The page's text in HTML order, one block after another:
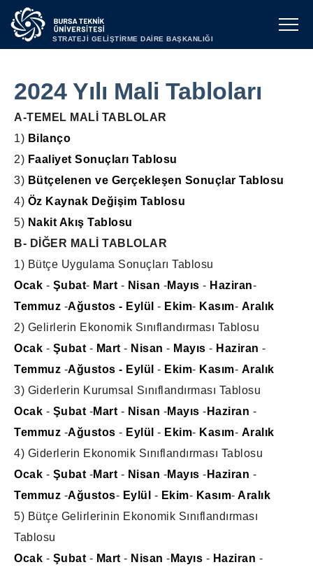
STRATEJİ GELİŞTİRME DAİRE BAŞKANLIĞI
2024 Yılı Mali Tabloları
A-TEMEL MALİ TABLOLAR
1) Bilanço
2) Faaliyet Sonuçları Tablosu
3) Bütçelenen ve Gerçekleşen Sonuçlar Tablosu
4) Öz Kaynak Değişim Tablosu
5) Nakit Akış Tablosu
B- DİĞER MALİ TABLOLAR
1) Bütçe Uygulama Sonuçları Tablosu
Ocak - Şubat- Mart - Nisan -Mayıs - Haziran-
Temmuz -Ağustos - Eylül - Ekim- Kasım- Aralık
2) Gelirlerin Ekonomik Sınıflandırması Tablosu
Ocak - Şubat - Mart - Nisan - Mayıs - Haziran -
Temmuz -Ağustos - Eylül - Ekim- Kasım- Aralık
3) Giderlerin Kurumsal Sınıflandırması Tablosu
Ocak - Şubat -Mart - Nisan -Mayıs - Haziran -
Temmuz -Ağustos - Eylül - Ekim- Kasım- Aralık
4) Giderlerin Ekonomik Sınıflandırması Tablosu
Ocak - Şubat -Mart - Nisan -Mayıs - Haziran -
Temmuz -Ağustos- Eylül - Ekim- Kasım- Aralık
5) Bütçe Gelirlerinin Ekonomik Sınıflandırması
Tablosu
Ocak - Şubat - Mart - Nisan - Mayıs - Haziran -